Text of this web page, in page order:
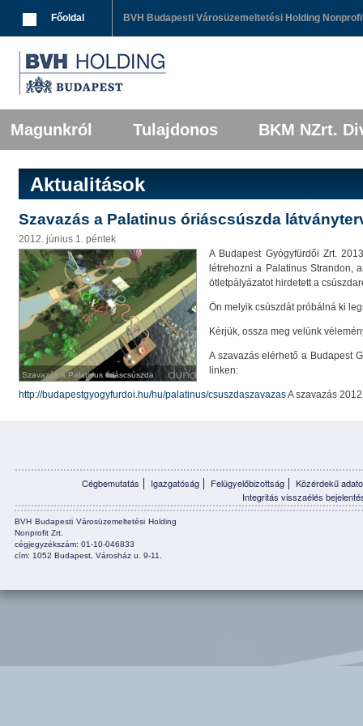
Tovább az elsődleges tartalomra
Tovább a másodlagos tartalomra
Magunkról Tulajdonos BKM NZrt.
BreadcrumbsFőoldal BVH Budapesti Városüzemeltetési Holding
Aktualitások
Szavazás a Palatinus óriáscsúszda
2012. június 1. péntek
Szavazás a Palatinus óriáscsúszda
Szavazás a Palatinus óriáscsúszda
A Budapest Gyógyfürdői Zrt.
létrehozni a Palatinus Strandon,
ötletpályázatot hirdetett a
Ön melyik csúszdát próbálná ki
Kérjük, ossza meg velünk
A szavazás elérhető a Budapest
linken:
http://budapestgyogyfurdoi.hu/hu/palatinus/csuszdaszavazasA szavazás
Cégbemutatás Igazgatóság Felügyelőbizottság
Közérdekű
Integritás visszaélés
BVH Budapesti Városüzemeltetési Holding
Nonprofit Zrt.
cégjegyzékszám: 01-10-046833
cím: 1052 Budapest, Városház u. 9-11.